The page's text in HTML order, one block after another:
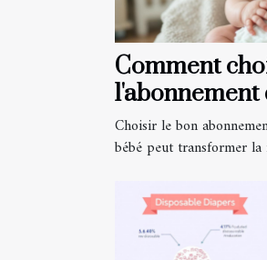
Comment
l'abonnement
idéal pour
Choisir le bon
bébé peut transformer